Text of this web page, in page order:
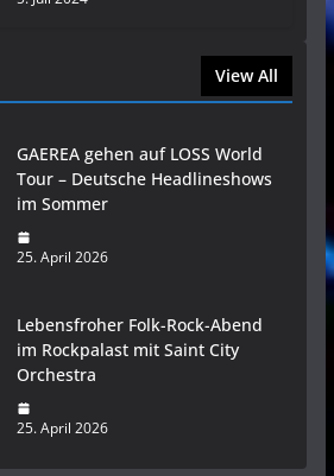
View All
GAEREA gehen auf LOSS World
Tour – Deutsche Headlineshows
im Sommer
25. April 2026
Lebensfroher Folk-Rock-Abend
im Rockpalast mit Saint City
Orchestra
25. April 2026